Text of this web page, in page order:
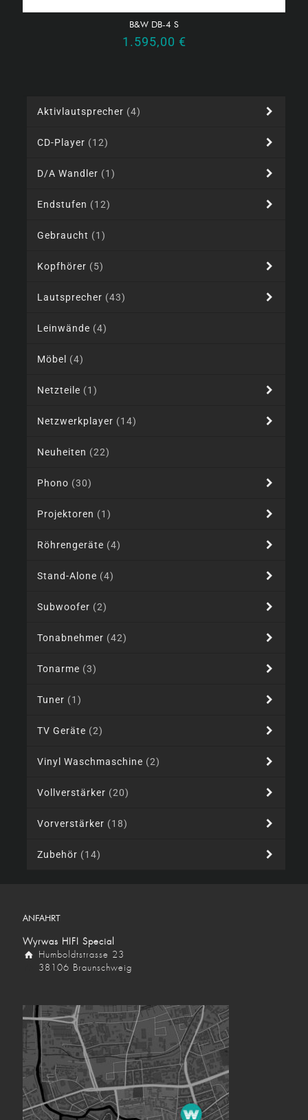
B&W DB-4 S
1.595,00 €
Aktivlautsprecher (4)
CD-Player (12)
D/A Wandler (1)
Endstufen (12)
Gebraucht (1)
Kopfhörer (5)
Lautsprecher (43)
Leinwände (4)
Möbel (4)
Netzteile (1)
Netzwerkplayer (14)
Neuheiten (22)
Phono (30)
Projektoren (1)
Röhrengeräte (4)
Stand-Alone (4)
Subwoofer (2)
Tonabnehmer (42)
Tonarme (3)
Tuner (1)
TV Geräte (2)
Vinyl Waschmaschine (2)
Vollverstärker (20)
Vorverstärker (18)
Zubehör (14)
ANFAHRT
Wyrwas HIFI Special
Humboldtstrasse 23
38106 Braunschweig